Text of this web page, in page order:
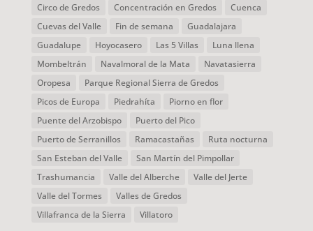
Circo de Gredos
Concentración en Gredos
Cuenca
Cuevas del Valle
Fin de semana
Guadalajara
Guadalupe
Hoyocasero Las 5 Villas
Luna llena
Mombeltrán
Navalmoral de la Mata
Navatasierra
Oropesa
Parque Regional Sierra de Gredos
Picos de Europa
Piedrahíta
Piorno en flor
Puente del Arzobispo
Puerto del Pico
Puerto de Serranillos
Ramacastañas
Ruta nocturna
San Esteban del Valle
San Martín del Pimpollar
Trashumancia
Valle del Alberche
Valle del Jerte
Valle del Tormes
Valles de Gredos
Villafranca de la Sierra
Villatoro